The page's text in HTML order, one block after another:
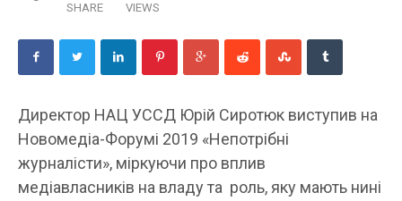
SHARE VIEWS
Директор НАЦ УССД Юрій Сиротюк виступив на
Новомедіа-Форумі 2019 «Непотрібні
журналісти», міркуючи про вплив
медіавласників на владу та роль, яку мають нині